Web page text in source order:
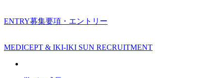
ENTRY募集要項・エントリー
MEDICEPT & IKI-IKI SUN RECRUITMENT